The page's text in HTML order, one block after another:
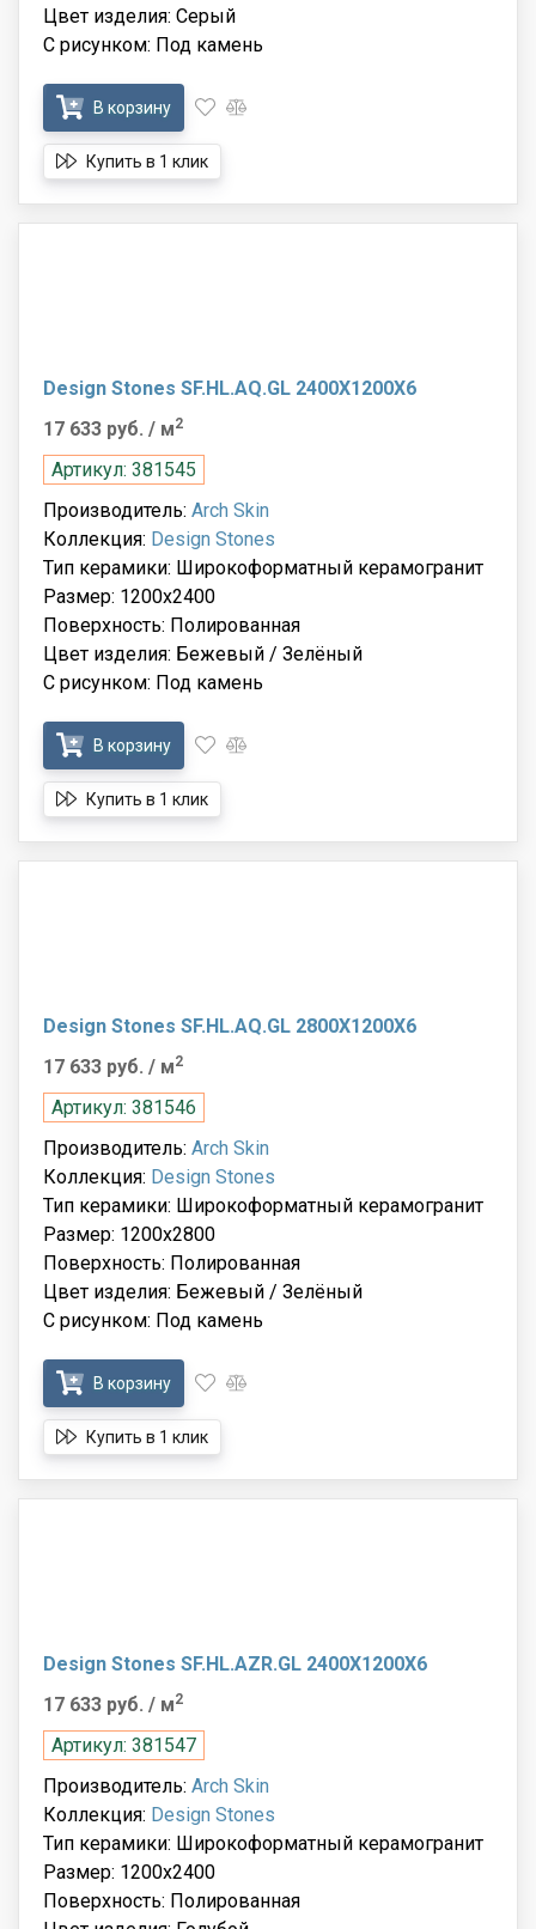
Цвет изделия: Серый
С рисунком: Под камень
В корзину
Купить в 1 клик
Design Stones SF.HL.AQ.GL 2400X1200X6
17 633 руб. / м2
Артикул: 381545
Производитель: Arch Skin
Коллекция: Design Stones
Тип керамики: Широкоформатный керамогранит
Размер: 1200x2400
Поверхность: Полированная
Цвет изделия: Бежевый / Зелёный
С рисунком: Под камень
В корзину
Купить в 1 клик
Design Stones SF.HL.AQ.GL 2800X1200X6
17 633 руб. / м2
Артикул: 381546
Производитель: Arch Skin
Коллекция: Design Stones
Тип керамики: Широкоформатный керамогранит
Размер: 1200x2800
Поверхность: Полированная
Цвет изделия: Бежевый / Зелёный
С рисунком: Под камень
В корзину
Купить в 1 клик
Design Stones SF.HL.AZR.GL 2400X1200X6
17 633 руб. / м2
Артикул: 381547
Производитель: Arch Skin
Коллекция: Design Stones
Тип керамики: Широкоформатный керамогранит
Размер: 1200x2400
Поверхность: Полированная